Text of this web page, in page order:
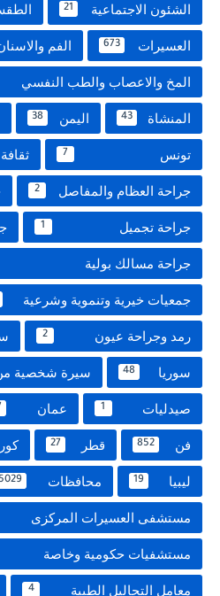
الشئون الاجتماعية 21
العسيرات 673 الفم
المخ والاعصاب والطب النفسي
المنشاة 43 اليمن 38
تونس 7
جراحة العظام والمفاصل 2
جراحة تجميل 1
جراحة مسالك بولية
جمعيات خيرية وتنموية وشرعية
رمد وجراحة عيون 2
سوريا 48 سيرة شخصية
صيدليات 1 عمان
فن 852 قطر 27
ليبيا 19 محافظات 5029
مستشفى العسيرات المركزى
مستشفيات حكومية وخاصة
معامل التحاليل الطبية 4